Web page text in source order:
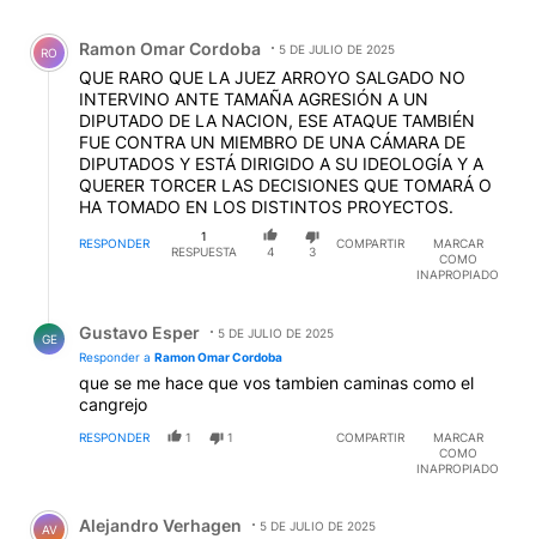
Comentario de Ramon Omar Cordoba.
RO Ramon Omar Cordoba 5 DE JULIO DE 2025
QUE RARO QUE LA JUEZ ARROYO SALGADO NO
INTERVINO ANTE TAMAÑA AGRESIÓN A UN
DIPUTADO DE LA NACION, ESE ATAQUE TAMBIÉN
FUE CONTRA UN MIEMBRO DE UNA CÁMARA DE
DIPUTADOS Y ESTÁ DIRIGIDO A SU IDEOLOGÍA Y A
QUERER TORCER LAS DECISIONES QUE TOMARÁ O
HA TOMADO EN LOS DISTINTOS PROYECTOS.
RESPONDER
1
RESPUESTA
4 3
COMPARTIR
MARCAR
COMO
INAPROPIADO
GE Gustavo Esper
5 DE JULIO DE 2025
Responder a Ramon Omar Cordoba
que se me hace que vos tambien caminas como el
cangrejo
RESPONDER 1 1 COMPARTIR
MARCAR
COMO
INAPROPIADO
Comentario de Alejandro Verhagen.
AV Alejandro Verhagen 5 DE JULIO DE 2025